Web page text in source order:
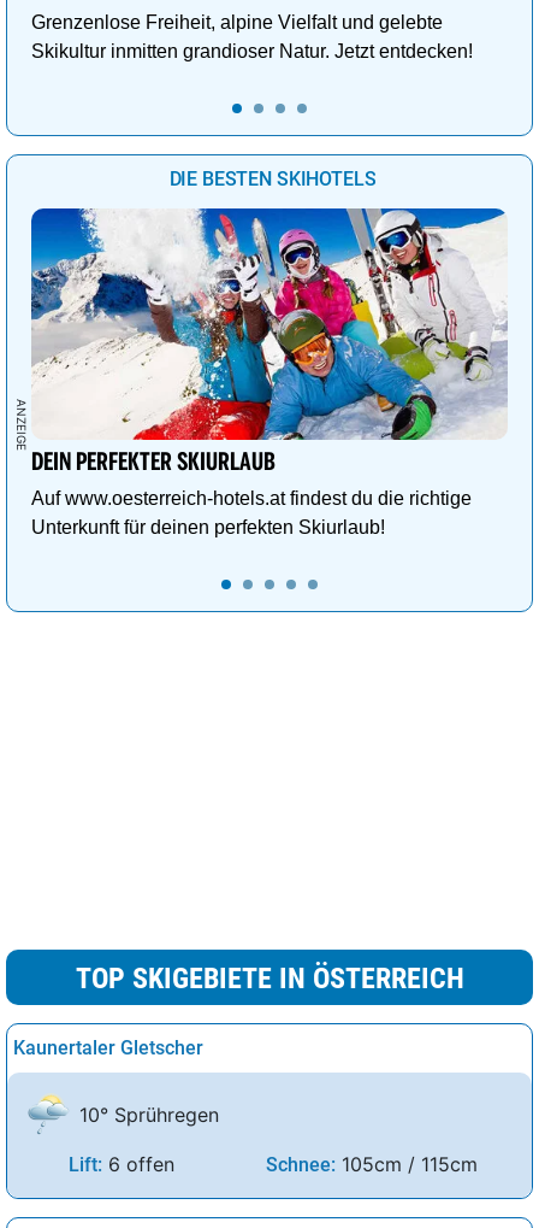
Grenzenlose Freiheit, alpine Vielfalt und gelebte
Skikultur inmitten grandioser Natur. Jetzt entdecken!
DIE BESTEN SKIHOTELS
DEIN PERFEKTER SKIURLAUB
Auf www.oesterreich-hotels.at findest du die richtige
Unterkunft für deinen perfekten Skiurlaub!
TOP SKIGEBIETE IN ÖSTERREICH
Kaunertaler Gletscher
10° Sprühregen
Lift: 6 offen Schnee: 105cm / 115cm